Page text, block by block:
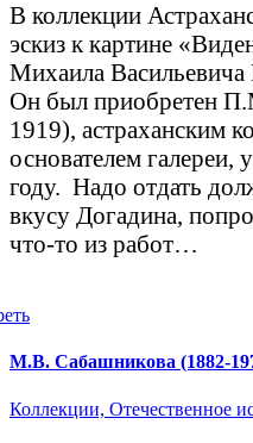
В коллекции
эскиз к картине
Михаила
Он был приобретен
1919), астраханским
основателем
году. Надо отдать
вкусу Догадина,
что-то из работ…
М.В. Сабашникова (1882-
Коллекции, Отечественное